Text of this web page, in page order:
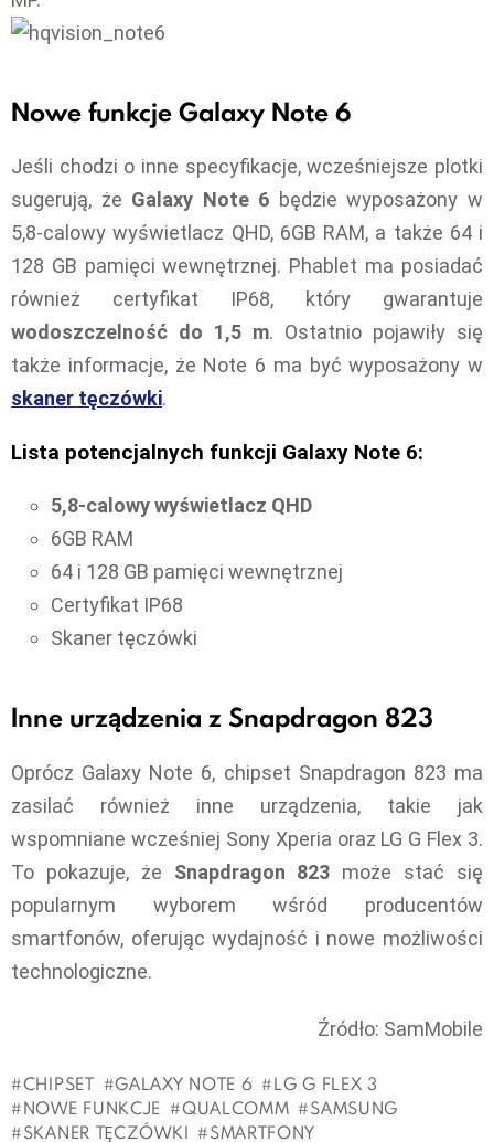
Nowe funkcje Galaxy Note 6
Jeśli chodzi o inne specyfikacje, wcześniejsze plotki
sugerują, że Galaxy Note 6 będzie wyposażony w
5,8-calowy wyświetlacz QHD, 6GB RAM, a także 64 i
128 GB pamięci wewnętrznej. Phablet ma posiadać
również certyfikat IP68, który gwarantuje
wodoszczelność do 1,5 m. Ostatnio pojawiły się
także informacje, że Note 6 ma być wyposażony w
skaner tęczówki.
Lista potencjalnych funkcji Galaxy Note 6:
5,8-calowy wyświetlacz QHD
6GB RAM
64 i 128 GB pamięci wewnętrznej
Certyfikat IP68
Skaner tęczówki
Inne urządzenia z Snapdragon 823
Oprócz Galaxy Note 6, chipset Snapdragon 823 ma
zasilać również inne urządzenia, takie jak
wspomniane wcześniej Sony Xperia oraz LG G Flex 3.
To pokazuje, że Snapdragon 823 może stać się
popularnym wyborem wśród producentów
smartfonów, oferując wydajność i nowe możliwości
technologiczne.
Źródło: SamMobile
CHIPSET GALAXY NOTE 6
LG G FLEX 3
NOWE FUNKCJE
QUALCOMM
SAMSUNG
SKANER TĘCZÓWKI
SMARTFONY